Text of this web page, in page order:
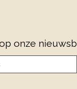
onze